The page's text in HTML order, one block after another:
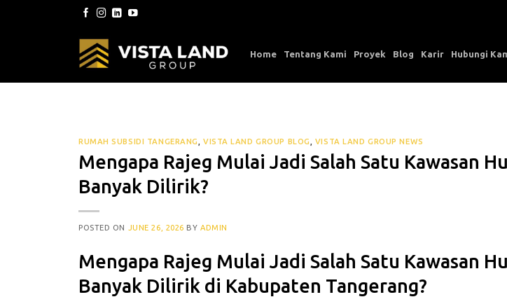
Home Tentang Kami Proyek Blog Karir Hubungi
RUMAH SUBSIDI TANGERANG ,VISTA LAND GROUP BLOG VISTA LAND GROUP NEWS
Mengapa Rajeg Mulai Jadi Salah Satu Kawasan
Banyak Dilirik?
POSTED ON JUNE 26, 2026 BYADMIN
Mengapa Rajeg Mulai Jadi Salah Satu Kawasan
Banyak Dilirik di Kabupaten Tangerang?